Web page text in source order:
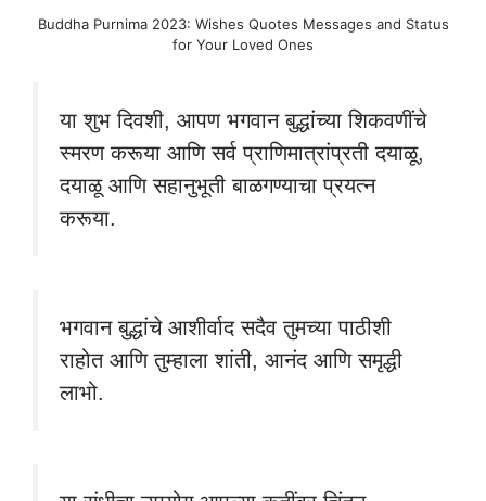
Buddha Purnima 2023: Wishes Quotes Messages and Status
for Your Loved Ones
या शुभ दिवशी, आपण भगवान बुद्धांच्या शिकवणींचे
स्मरण करूया आणि सर्व प्राणिमात्रांप्रती दयाळू,
दयाळू आणि सहानुभूती बाळगण्याचा प्रयत्न
करूया.
भगवान बुद्धांचे आशीर्वाद सदैव तुमच्या पाठीशी
राहोत आणि तुम्हाला शांती, आनंद आणि समृद्धी
लाभो.